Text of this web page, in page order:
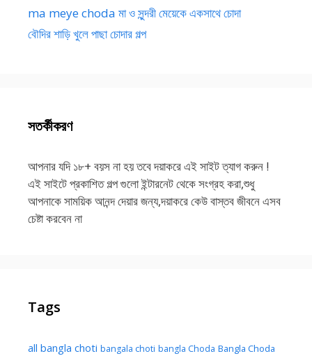
ma meye choda মা ও সুন্দরী মেয়েকে একসাথে চোদা
বৌদির শাড়ি খুলে পাছা চোদার গল্প
সতর্কীকরণ
আপনার যদি ১৮+ বয়স না হয় তবে দয়াকরে এই সাইট ত্যাগ করুন !
এই সাইটে প্রকাশিত গল্প গুলো ইন্টারনেট থেকে সংগ্রহ করা,শুধু
আপনাকে সাময়িক আনন্দ দেয়ার জন্য,দয়াকরে কেউ বাস্তব জীবনে এসব
চেষ্টা করবেন না
Tags
all bangla choti bangala choti bangla Choda Bangla Choda